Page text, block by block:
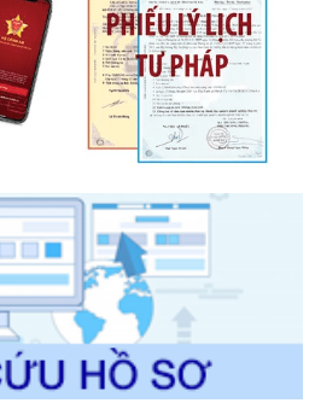
Danh mục thủ tục hành chính mới
bổ sung, bị bãi bỏ và phê duyệt
điện tử giải quyết thủ tục hành
thuộc phạm vi chức năng quản
Danh mục thủ tục hành chính
phê duyệt Quy trình nội bộ, quy
tục hành chính trong lĩnh vực Du
quản lý của Sở Văn hóa, Thể